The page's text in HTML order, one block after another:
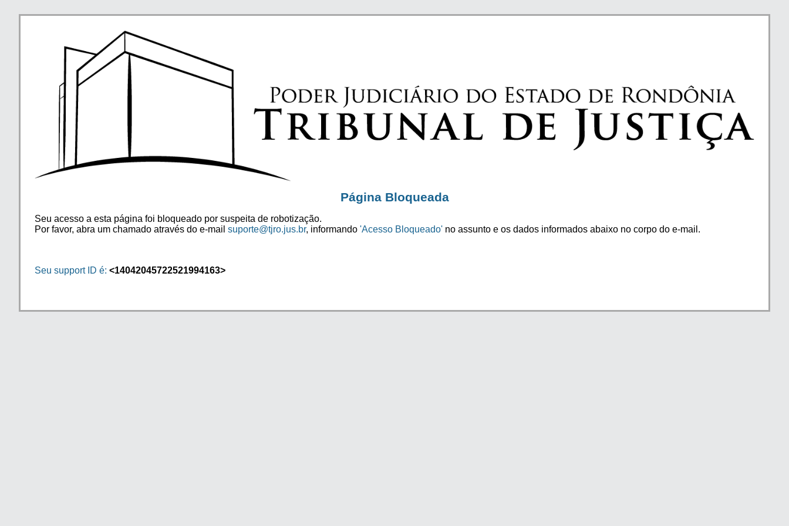
Página Bloqueada
Seu acesso a esta página foi bloqueado por suspeita de robotização.
Por favor, abra um chamado através do e-mail suporte@tjro.jus.br, informando 'Acesso Bloqueado' no assunto e os dados informados abaixo no corpo do e-mail.
Seu support ID é: <14042045722521994163>